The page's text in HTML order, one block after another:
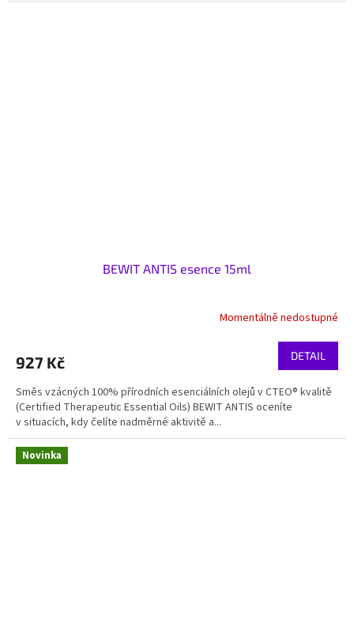
BEWIT ANTIS esence 15ml
Momentálně nedostupné
927 Kč DETAIL
Směs vzácných 100% přírodních esenciálních olejů v CTEO® kvalitě
(Certified Therapeutic Essential Oils) BEWIT ANTIS oceníte
v situacích, kdy čelíte nadměrné aktivitě a...
Novinka